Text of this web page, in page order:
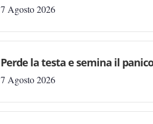
7 Agosto 2026
Perde la testa e semina il
7 Agosto 2026